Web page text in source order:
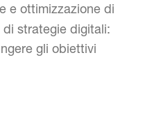
e ottimizzazione di
strategie digitali:
gli obiettivi